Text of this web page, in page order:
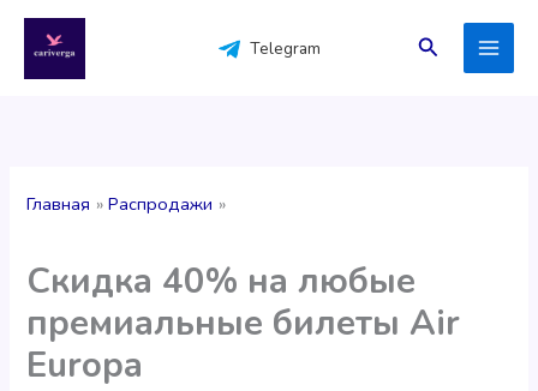
содержимому
Telegram Поиск
Главная Распродажи
Скидка 40% на любые
премиальные билеты Air
Europa